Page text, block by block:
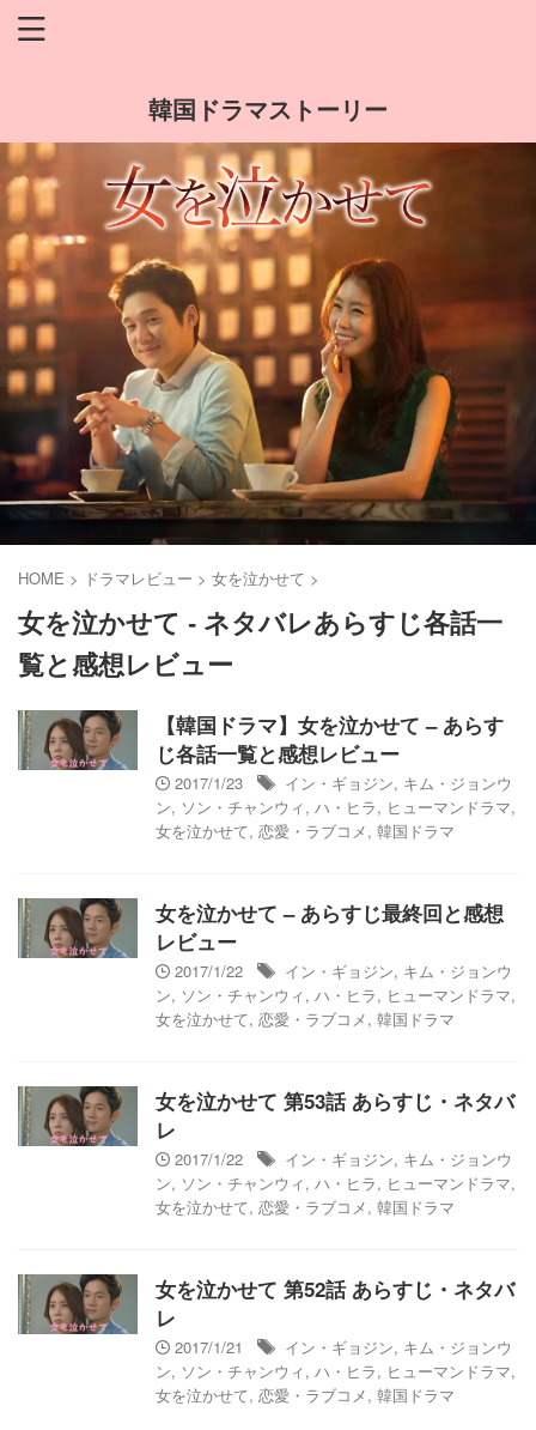
韓国ドラマストーリー
HOME > ドラマレビュー > 女を泣かせて >
女を泣かせて - ネタバレあらすじ各話一
覧と感想レビュー
【韓国ドラマ】女を泣かせて – あらす
じ各話一覧と感想レビュー
2017/1/23 イン・ギョジン, キム・ジョンウ
ン, ソン・チャンウィ, ハ・ヒラ, ヒューマンドラマ,
女を泣かせて, 恋愛・ラブコメ, 韓国ドラマ
女を泣かせて – あらすじ最終回と感想
レビュー
2017/1/22 イン・ギョジン, キム・ジョンウ
ン, ソン・チャンウィ, ハ・ヒラ, ヒューマンドラマ,
女を泣かせて, 恋愛・ラブコメ, 韓国ドラマ
女を泣かせて 第53話 あらすじ・ネタバ
レ
2017/1/22 イン・ギョジン, キム・ジョンウ
ン, ソン・チャンウィ, ハ・ヒラ, ヒューマンドラマ,
女を泣かせて, 恋愛・ラブコメ, 韓国ドラマ
女を泣かせて 第52話 あらすじ・ネタバ
レ
2017/1/21 イン・ギョジン, キム・ジョンウ
ン, ソン・チャンウィ, ハ・ヒラ, ヒューマンドラマ,
女を泣かせて, 恋愛・ラブコメ, 韓国ドラマ